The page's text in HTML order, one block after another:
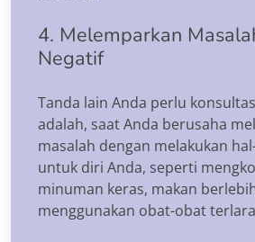
4. Melemparkan
Negatif
Tanda lain Anda perlu
adalah, saat Anda berusaha
masalah dengan melakukan
untuk diri Anda, seperti
minuman keras, makan
menggunakan obat-obat